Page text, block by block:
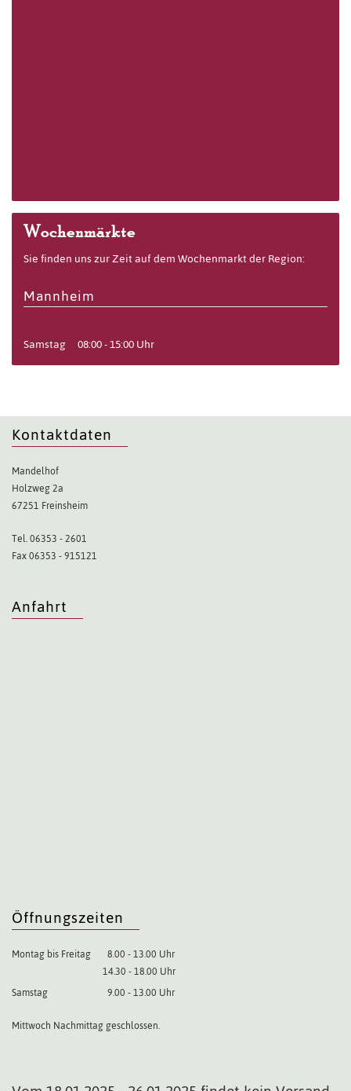
Wochenmärkte
Sie finden uns zur Zeit auf dem Wochenmarkt der Region:
Mannheim
Samstag 08:00 - 15:00 Uhr
Kontaktdaten
Mandelhof
Holzweg 2a
67251 Freinsheim
Tel. 06353 - 2601
Fax 06353 - 915121
Anfahrt
Öffnungszeiten
Montag bis Freitag
8.00 - 13.00 Uhr
14.30 - 18.00 Uhr
Samstag
9.00 - 13.00 Uhr
Mittwoch Nachmittag geschlossen.